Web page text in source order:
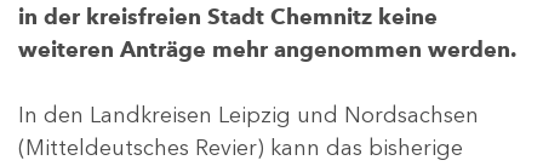
in der kreisfreien Stadt Chemnitz keine
weiteren Anträge mehr angenommen werden.
In den Landkreisen Leipzig und Nordsachsen
(Mitteldeutsches Revier) kann das bisherige